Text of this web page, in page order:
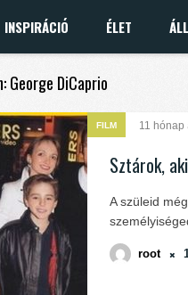
INSPIRÁCIÓ ÉLET
George DiCaprio
FILM 11 hónap
Sztárok,
A szüleid
root